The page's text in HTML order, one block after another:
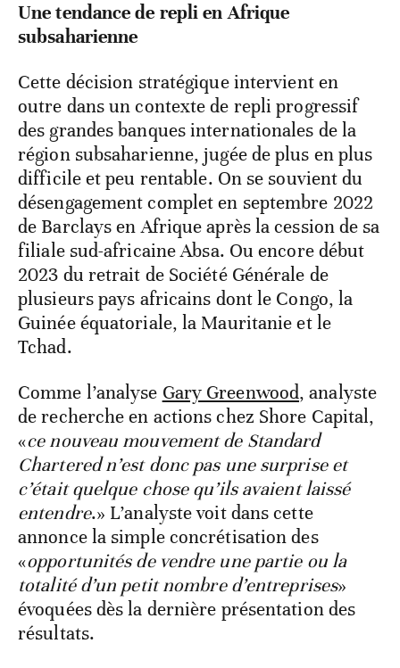
Une tendance de repli en Afrique
subsaharienne
Cette décision stratégique intervient en
outre dans un contexte de repli progressif
des grandes banques internationales de la
région subsaharienne, jugée de plus en plus
difficile et peu rentable. On se souvient du
désengagement complet en septembre 2022
de Barclays en Afrique après la cession de sa
filiale sud-africaine Absa. Ou encore début
2023 du retrait de Société Générale de
plusieurs pays africains dont le Congo, la
Guinée équatoriale, la Mauritanie et le
Tchad.
Comme l’analyse Gary Greenwood, analyste
de recherche en actions chez Shore Capital,
«ce nouveau mouvement de Standard
Chartered n’est donc pas une surprise et
c’était quelque chose qu’ils avaient laissé
entendre.» L’analyste voit dans cette
annonce la simple concrétisation des
«opportunités de vendre une partie ou la
totalité d’un petit nombre d’entreprises»
évoquées dès la dernière présentation des
résultats.